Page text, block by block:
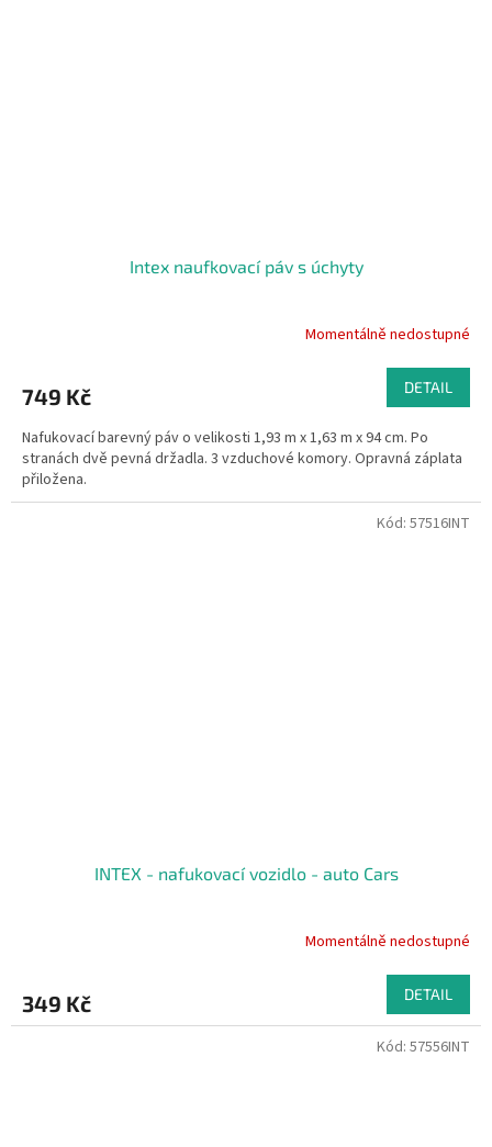
Intex naufkovací páv s úchyty
Momentálně nedostupné
749 Kč DETAIL
Nafukovací barevný páv o velikosti 1,93 m x 1,63 m x 94 cm. Po
stranách dvě pevná držadla. 3 vzduchové komory. Opravná záplata
přiložena.
INTEX - nafukovací vozidlo - auto Cars
Momentálně nedostupné
349 Kč DETAIL
Kód: 57516INT
Kód: 57556INT